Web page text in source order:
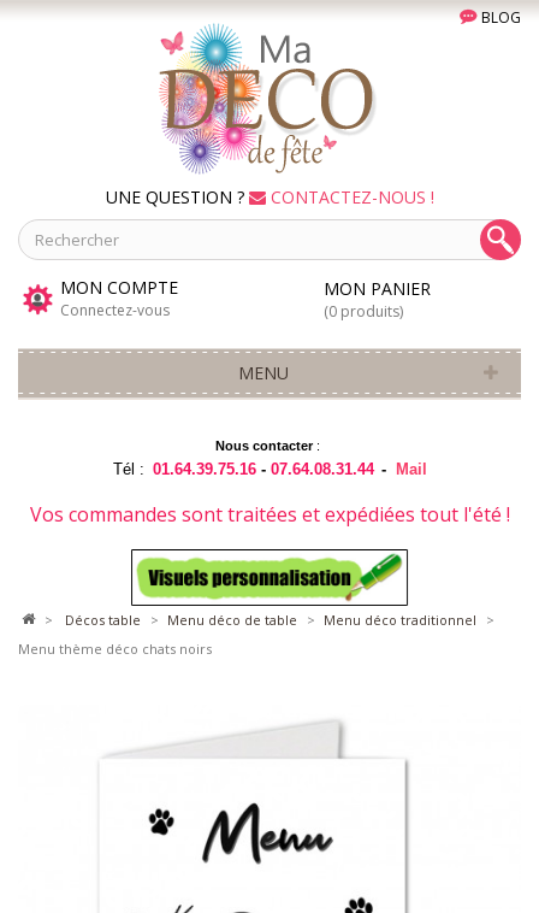
BLOG
UNE QUESTION ? CONTACTEZ-NOUS !
MON COMPTE
Connectez-vous
MON PANIER
(0 produits)
MENU
Nous contacter:
Tél : 01.64.39.75.16 -07.64.08.31.44 - Mail
Vos commandes sont traitées et expédiées tout l'été !
> décos table > menu déco de table > menu déco traditionnel
>
Menu thème déco chats noirs